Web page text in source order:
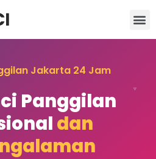
Jakarta 24 Jam
Panggilan
dan